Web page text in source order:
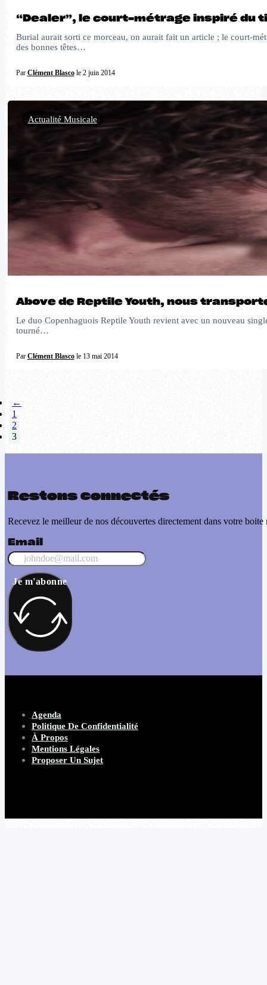
“Dealer”, le court-métrage inspiré du
Burial aurait sorti ce morceau, on aurait fait un article ; le court-
des bonnes têtes…
Par Clément Blascole 2 juin 2014
Above de Reptile Youth, nous
Le duo Copenhaguois Reptile Youth revient avec un nouveau
tourné…
Par Clément Blascole 13 mai 2014
Actualité Musicale
←
1
2
3
Restons connectés
Recevez le meilleur de nos découvertes directement dans votre boite
Email
Je m'abonne
Agenda
Politique De Confidentialité
À Propos
Mentions Légales
Proposer Un Sujet